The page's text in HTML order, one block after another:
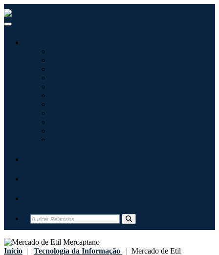
Início | Tecnologia da Informação | Mercado de Etil